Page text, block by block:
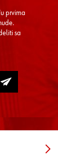
prvima
sa